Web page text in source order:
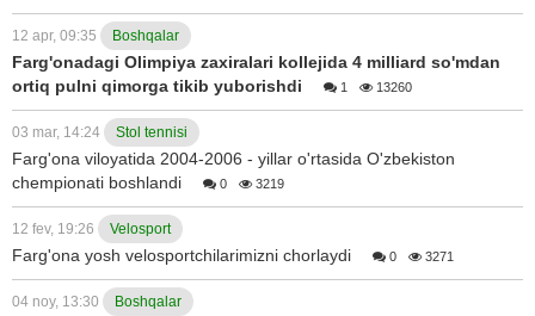
12 apr, 09:35 Boshqalar
Farg'onadagi Olimpiya zaxiralari kollejida 4 milliard so'mdan
ortiq pulni qimorga tikib yuborishdi
1 13260
03 mar, 14:24 Stol tennisi
Farg'ona viloyatida 2004-2006 - yillar o'rtasida O'zbekiston
chempionati boshlandi
0 3219
12 fev, 19:26 Velosport
Farg'ona yosh velosportchilarimizni chorlaydi 0 3271
04 noy, 13:30 Boshqalar